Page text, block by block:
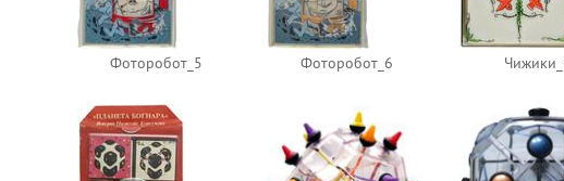
Фоторобот_5 Фоторобот_6